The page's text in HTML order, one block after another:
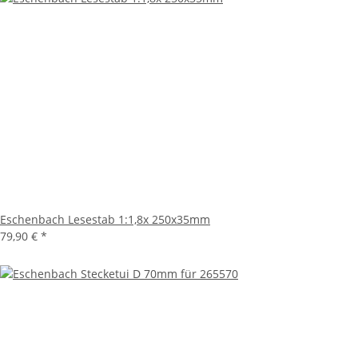
Eschenbach Lesestab 1:1,8x 250x35mm
79,90 € *